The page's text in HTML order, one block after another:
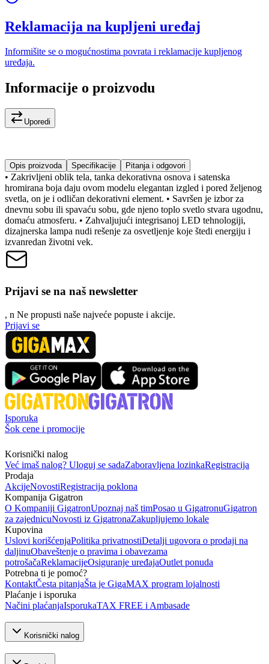
Reklamacija na kupljeni uređaj
Informišite se o mogućnostima povrata i reklamacije kupljenog
uređaja.
Informacije o proizvodu
Uporedi
Opis proizvoda Specifikacije Pitanja i odgovori
• Zakrivljeni oblik tela, tanka dekorativna osnova i satenska
hromirana boja daju ovom modelu elegantan izgled i pored željenog
svetla, on je i odličan dekorativni element. • Savršen je izbor za
dnevnu sobu ili spavaću sobu, gde njeno toplo svetlo stvara ugodnu,
domaću atmosferu. • Zahvaljujući integrisanoj LED tehnologiji,
dizajnerska lampa nudi rešenje za osvetljenje koje štedi energiju i
izvanredan životni vek.
Prijavi se na naš newsletter
, n Ne propusti naše najveće popuste i akcije.
Prijavi se
Isporuka
Šok cene i promocije
Korisnički nalog
Već imaš nalog? Uloguj se sadaZaboravljena lozinkaRegistracija
Prodaja
AkcijeNovostiRegistracija poklona
Kompanija Gigatron
O Kompaniji GigatronUpoznaj naš timPosao u GigatronuGigatron
za zajednicuNovosti iz GigatronaZakupljujemo lokale
Kupovina
Uslovi korišćenjaPolitika privatnostiDetalji ugovora o prodaji na
daljinuObaveštenje o pravima i obavezama
potrošačaReklamacijeOsiguranje uređajaOutlet ponuda
Potrebna ti je pomoć?
KontaktČesta pitanjaŠta je GigaMAX program lojalnosti
Plaćanje i isporuka
Načini plaćanjaIsporukaTAX FREE i Ambasade
Korisnički nalog